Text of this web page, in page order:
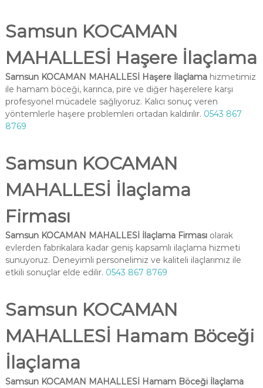
Samsun KOCAMAN
MAHALLESİ Haşere İlaçlama
Samsun KOCAMAN MAHALLESİ Haşere İlaçlamahizmetimiz
ile hamam böceği, karınca, pire ve diğer haşerelere karşı
profesyonel mücadele sağlıyoruz. Kalıcı sonuç veren
yöntemlerle haşere problemleri ortadan kaldırılır. 0543 867
8769
Samsun KOCAMAN
MAHALLESİ İlaçlama
Firması
Samsun KOCAMAN MAHALLESİ İlaçlama Firmasıolarak
evlerden fabrikalara kadar geniş kapsamlı ilaçlama hizmeti
sunuyoruz. Deneyimli personelimiz ve kaliteli ilaçlarımız ile
etkili sonuçlar elde edilir. 0543 867 8769
Samsun KOCAMAN
MAHALLESİ Hamam Böceği
İlaçlama
Samsun KOCAMAN MAHALLESİ Hamam Böceği İlaçlama